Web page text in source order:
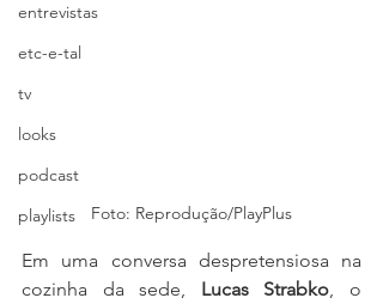
entrevistas
etc-e-tal
tv
looks
podcast
playlists
Foto: Reprodução/PlayPlus
Em uma conversa despretensiosa na
cozinha da sede, Lucas Strabko